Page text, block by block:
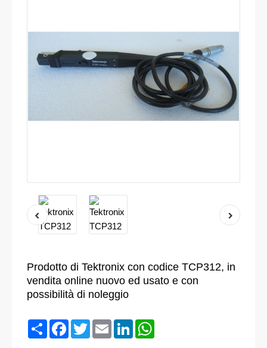
Prodotto di Tektronix con codice TCP312, in
vendita online nuovo ed usato e con
possibilità di noleggio
CondividiFacebook
TwitterEmail LinkedIn